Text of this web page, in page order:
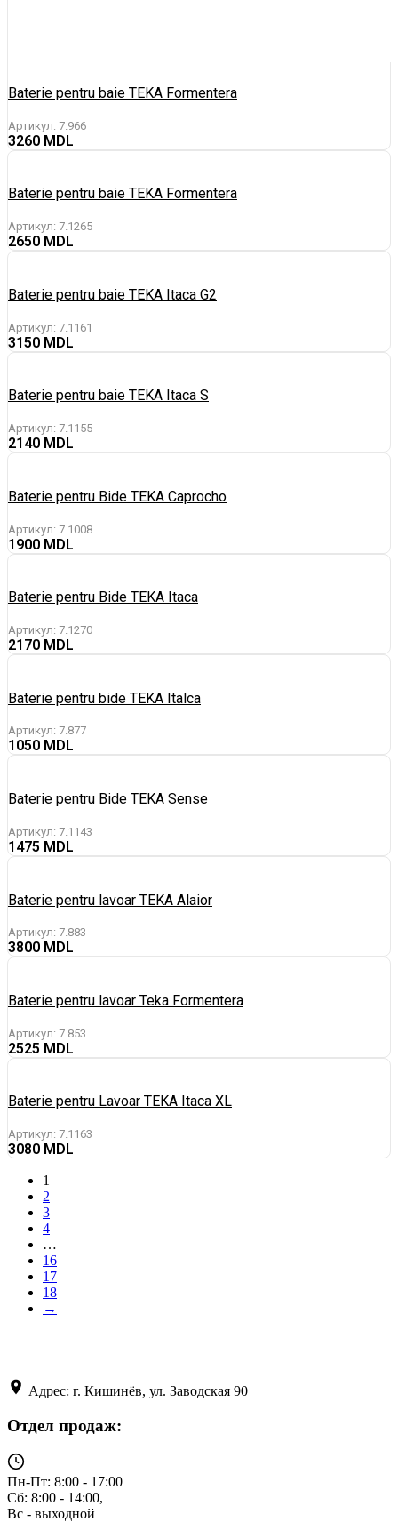
Baterie pentru baie TEKA Formentera
Артикул: 7.966
3260
Baterie pentru baie TEKA Formentera
Артикул: 7.1265
2650
Baterie pentru baie TEKA Itaca G2
Артикул: 7.1161
3150
Baterie pentru baie TEKA Itaca S
Артикул: 7.1155
2140
Baterie pentru Bide TEKA Caprocho
Артикул: 7.1008
1900
Baterie pentru Bide TEKA Itaca
Артикул: 7.1270
2170
Baterie pentru bide TEKA Italca
Артикул: 7.877
1050
Baterie pentru Bide TEKA Sense
Артикул: 7.1143
1475
Baterie pentru lavoar TEKA Alaior
Артикул: 7.883
3800
Baterie pentru lavoar Teka Formentera
Артикул: 7.853
2525
Baterie pentru Lavoar TEKA Itaca XL
Артикул: 7.1163
3080
1
2
3
4
…
16
17
18
→
Адрес: г. Кишинёв, ул. Заводская 90
Отдел продаж:
Пн-Пт: 8:00 - 17:00
Сб: 8:00 - 14:00,
Вс - выходной